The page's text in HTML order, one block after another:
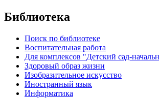
Библиотека
Поиск по библиотеке
Воспитательная работа
Для комплексов "Детский сад-
Здоровый образ жизни
Изобразительное искусство
Иностранный язык
Информатика